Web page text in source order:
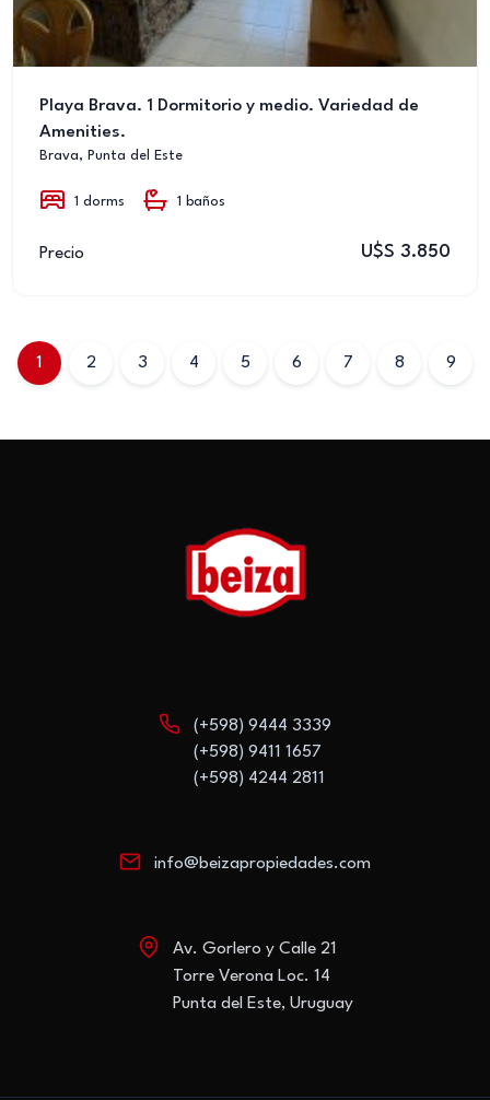
Playa Brava. 1 Dormitorio y medio. Variedad de
Amenities.
Brava, Punta del Este
1 dorms 1 baños
Precio U$S 3.850
1 2 3 4 5 6 7 8 9
(+598) 9444 3339
(+598) 9411 1657
(+598) 4244 2811
info@beizapropiedades.com
Av. Gorlero y Calle 21
Torre Verona Loc. 14
Punta del Este, Uruguay